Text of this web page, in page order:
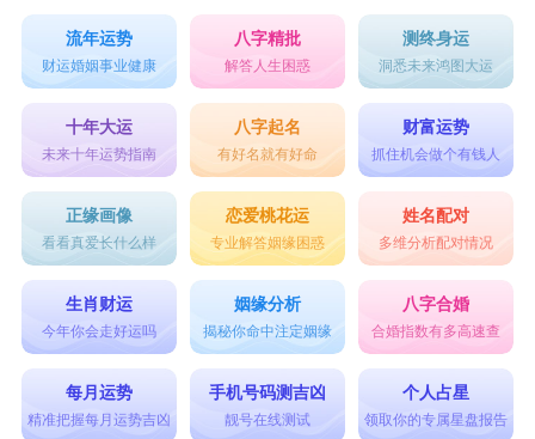
流年运势
财运婚姻事业健康
八字精批
解答人生困惑
测终身运
洞悉未来鸿图大运
十年大运
未来十年运势指南
八字起名
有好名就有好命
财富运势
抓住机会做个有钱人
正缘画像
看看真爱长什么样
恋爱桃花运
专业解答姻缘困惑
姓名配对
多维分析配对情况
生肖财运
今年你会走好运吗
姻缘分析
揭秘你命中注定姻缘
八字合婚
合婚指数有多高速查
每月运势
精准把握每月运势吉凶
手机号码测吉凶
靓号在线测试
个人占星
领取你的专属星盘报告